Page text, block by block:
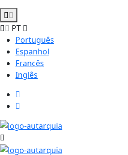
PT
Português
Espanhol
Francês
Inglês